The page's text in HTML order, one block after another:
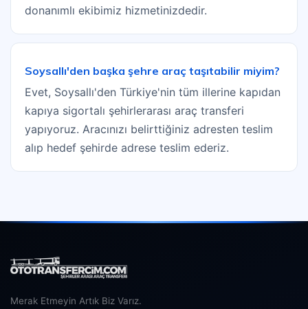
donanımlı ekibimiz hizmetinizdedir.
Soysallı'den başka şehre araç taşıtabilir miyim?
Evet, Soysallı'den Türkiye'nin tüm illerine kapıdan
kapıya sigortalı şehirlerarası araç transferi
yapıyoruz. Aracınızı belirttiğiniz adresten teslim
alıp hedef şehirde adrese teslim ederiz.
Merak Etmeyin Artık Biz Varız.